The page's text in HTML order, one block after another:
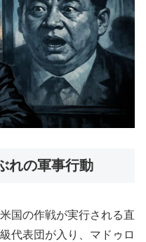
れの軍事行動
国の作戦が実行される直
代表団が入り、マドゥロ